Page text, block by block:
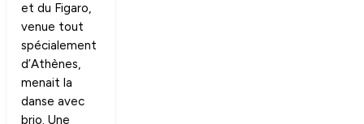
et du Figaro,
venue tout
spécialement
d’Athènes,
menait la
danse avec
brio. Une